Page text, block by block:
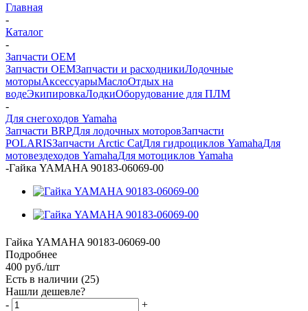
Главная
-
Каталог
-
Запчасти OEM
Запчасти OEMЗапчасти и расходникиЛодочные
моторыАксессуарыМаслоОтдых на
водеЭкипировкаЛодкиОборудование для ПЛМ
-
Для снегоходов Yamaha
Запчасти BRPДля лодочных моторовЗапчасти
POLARISЗапчасти Arctic CatДля гидроциклов YamahaДля
мотовездеходов YamahaДля мотоциклов Yamaha
-Гайка YAMAHA 90183-06069-00
Гайка YAMAHA 90183-06069-00
Подробнее
400 руб./шт
Есть в наличии (25)
Нашли дешевле?
-
+